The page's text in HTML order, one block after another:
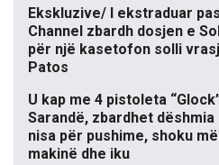
Ekskluzive/ I ekstraduar
Channel zbardh dosjen e
për një kasetofon solli
Patos
U kap me 4 pistoleta
Sarandë, zbardhet
nisa për pushime, shoku
makinë dhe iku